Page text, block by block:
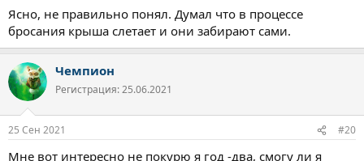
Ясно, не правильно понял. Думал что в процессе
бросания крыша слетает и они забирают сами.
Чемпион
Регистрация: 25.06.2021
25 Сен 2021 #20
Мне вот интересно не покурю я год -два, смогу ли я